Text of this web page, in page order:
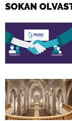
SOKAN